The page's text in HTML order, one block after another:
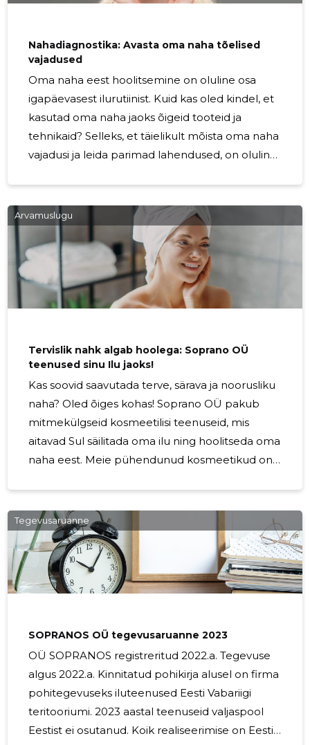
Nahadiagnostika: Avasta oma naha tõelised
vajadused
Oma naha eest hoolitsemine on oluline osa
igapäevasest ilurutiinist. Kuid kas oled kindel, et
kasutad oma naha jaoks õigeid tooteid ja
tehnikaid? Selleks, et täielikult mõista oma naha
vajadusi ja leida parimad lahendused, on oluline
avastada Sinu naha tõelised vajadused ning
tagab parima hoolduse ja tulemused.
Nahadiagnostika on sügavamal tasemel naha
analüüs, mis võimaldab hinnata naha seisundit
mitmete oluliste näitajate alusel. Meie kogenud
kosmeetikud kasutavad täpseid
Arvamuslugu
Tervislik nahk algab hoolega: Soprano OÜ
teenused sinu Ilu jaoks!
Kas soovid saavutada terve, särava ja noorusliku
naha? Oled õiges kohas! Soprano OÜ pakub
mitmekülgseid kosmeetilisi teenuseid, mis
aitavad Sul säilitada oma ilu ning hoolitseda oma
naha eest. Meie pühendunud kosmeetikud on
Sinu naha vajadustele. Meie usaldusväärsed
kosmeetilised teenused keskenduvad Sinu
naha tervise ja ilu parandamisele.
Näohooldused on üks meie olulisemaid
teenuseid, kus meie kogenud kosmeetikud
individuaalsetele vajadustele. Kasutame ainult
Tegevusaruanne
SOPRANOS OÜ tegevusaruanne 2023
OÜ SOPRANOS registreritud 2022.a. Tegevuse
algus 2022.a. Kinnitatud pohikirja alusel on firma
pohitegevuseks iluteenused Eesti Vabariigi
teritooriumi. 2023 aastal teenuseid valjaspool
Eestist ei osutanud. Koik realiseerimise on Eesti